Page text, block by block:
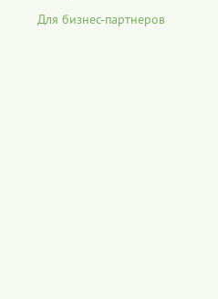
Для бизнес-партнеров